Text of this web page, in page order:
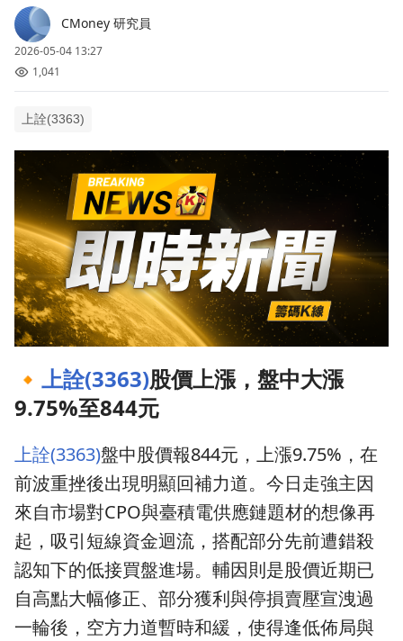
CMoney 研究員
2026-05-04 13:27
1,041
上詮(3363)
🔸 上詮(3363)股價上漲，盤中大漲
9.75%至844元
上詮(3363)盤中股價報844元，上漲9.75%，在
前波重挫後出現明顯回補力道。今日走強主因
來自市場對CPO與臺積電供應鏈題材的想像再
起，吸引短線資金迴流，搭配部分先前遭錯殺
認知下的低接買盤進場。輔因則是股價近期已
自高點大幅修正、部分獲利與停損賣壓宣洩過
一輪後，空方力道暫時和緩，使得逢低佈局與